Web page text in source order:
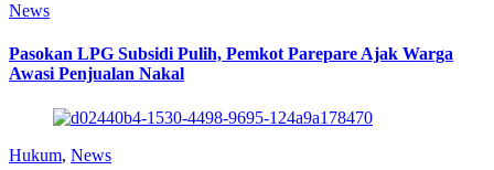
News
Pasokan LPG Subsidi Pulih, Pemkot Parepare Ajak Warga
Awasi Penjualan Nakal
Hukum, News